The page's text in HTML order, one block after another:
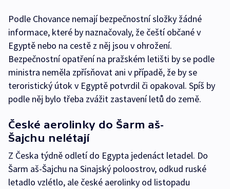
Podle Chovance nemají bezpečnostní složky žádné
informace, které by naznačovaly, že čeští občané v
Egyptě nebo na cestě z něj jsou v ohrožení.
Bezpečnostní opatření na pražském letišti by se podle
ministra neměla zpřísňovat ani v případě, že by se
teroristický útok v Egyptě potvrdil či opakoval. Spíš by
podle něj bylo třeba zvážit zastavení letů do země.
České aerolinky do Šarm aš-
Šajchu nelétají
Z Česka týdně odletí do Egypta jedenáct letadel. Do
Šarm aš-Šajchu na Sinajský poloostrov, odkud ruské
letadlo vzlétlo, ale české aerolinky od listopadu